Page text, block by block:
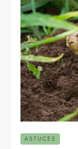
ASTUCES